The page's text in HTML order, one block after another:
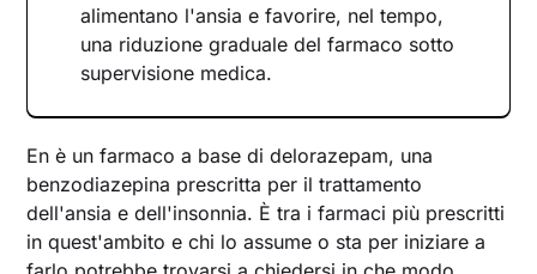
alimentano l'ansia e favorire, nel tempo,
una riduzione graduale del farmaco sotto
supervisione medica.
En è un farmaco a base di delorazepam, una
benzodiazepina prescritta per il trattamento
dell'ansia e dell'insonnia. È tra i farmaci più prescritti
in quest'ambito e chi lo assume o sta per iniziare a